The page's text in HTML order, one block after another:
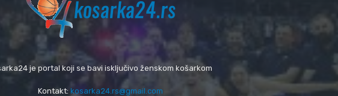
je portal koji se bavi isključivo ženskom košarkom
Kontakt: kosarka24.rs@gmail.com